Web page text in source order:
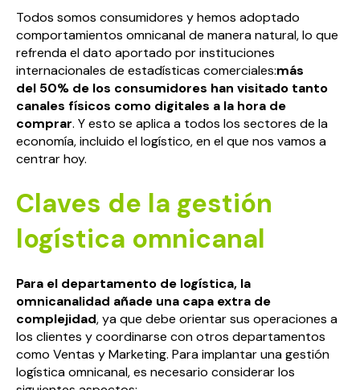
Todos somos consumidores y hemos adoptado
comportamientos omnicanal de manera natural, lo que
refrenda el dato aportado por instituciones
internacionales de estadísticas comerciales:más
del 50% de los consumidores han visitado tanto
canales físicos como digitales a la hora de
comprar. Y esto se aplica a todos los sectores de la
economía, incluido el logístico, en el que nos vamos a
centrar hoy.
Claves de la gestión
logística omnicanal
Para el departamento de logística, la
omnicanalidad añade una capa extra de
complejidad, ya que debe orientar sus operaciones a
los clientes y coordinarse con otros departamentos
como Ventas y Marketing. Para implantar una gestión
logística omnicanal, es necesario considerar los